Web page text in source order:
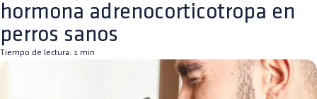
hormona adrenocorticotropa en
perros sanos
Tiempo de lectura: 1 min